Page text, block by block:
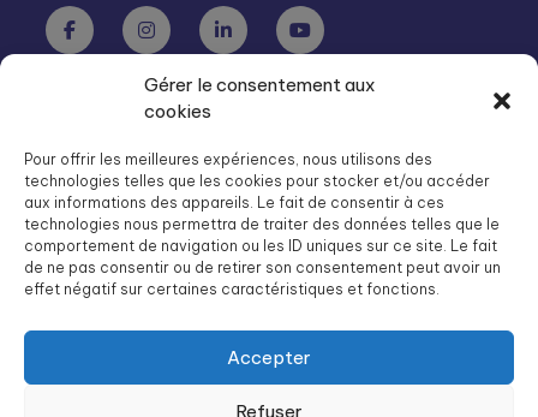
Gérer le consentement aux
cookies
Pour offrir les meilleures expériences, nous utilisons des
technologies telles que les cookies pour stocker et/ou accéder
aux informations des appareils. Le fait de consentir à ces
technologies nous permettra de traiter des données telles que le
comportement de navigation ou les ID uniques sur ce site. Le fait
de ne pas consentir ou de retirer son consentement peut avoir un
effet négatif sur certaines caractéristiques et fonctions.
Accepter
Refuser
Groupe SOS Seniors est une association du Groupe SOS
dg.seniors@groupe-sos.org
ARPAVIE est une association du Groupe SOS